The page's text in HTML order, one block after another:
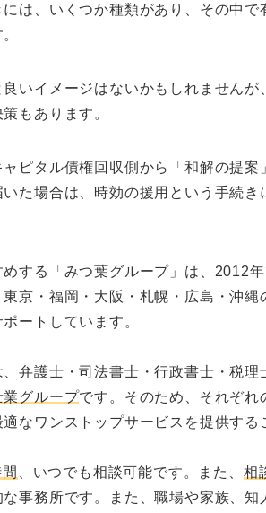
は、いくつか種類があり、その中
いイメージはないかもしれません
もあります。
ピタル債権回収側から「和解の提案
た場合は、時効の援用という手続
する「みつ葉グループ」は、2012
京・福岡・大阪・札幌・広島・沖
ートしています。
弁護士・司法書士・行政書士・税
業グループです。そのため、それぞれ
なワンストップサービスを提供する
、いつでも相談可能です。また、 相
事務所です。また、職場や家族、